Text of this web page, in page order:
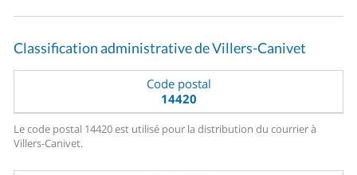
Classification administrative de Villers-Canivet
Code postal
14420
Le code postal 14420 est utilisé pour la distribution du courrier à
Villers-Canivet.